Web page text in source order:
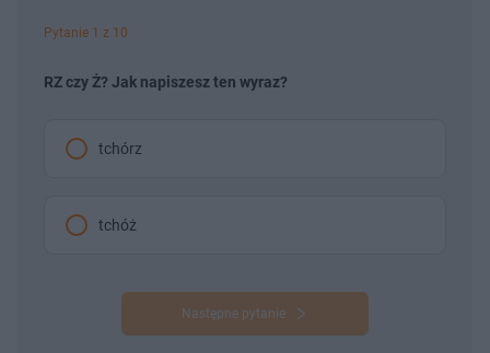
Pytanie 1 z 10
RZ czy Ż? Jak napiszesz ten wyraz?
tchórz
tchóż
Następne pytanie